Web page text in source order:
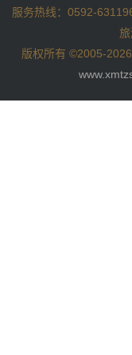
服务热线：0592-
版权所有 ©2005-